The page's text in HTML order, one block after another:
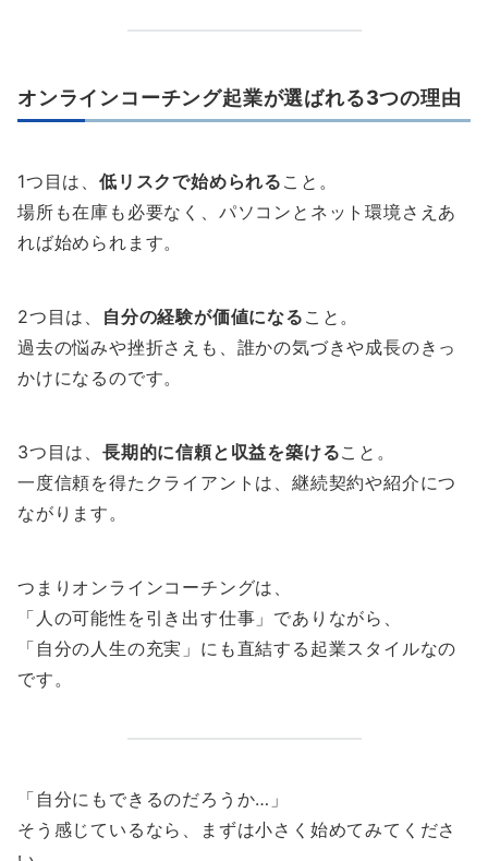
オンラインコーチング起業が選ばれる3つの理由
1つ目は、 低リスクで始められる こと。
場所も在庫も必要なく、パソコンとネット環境さえあ
れば始められます。
2つ目は、 自分の経験が価値になる こと。
過去の悩みや挫折さえも、誰かの気づきや成長のきっ
かけになるのです。
3つ目は、 長期的に信頼と収益を築けること。
一度信頼を得たクライアントは、継続契約や紹介につ
ながります。
つまりオンラインコーチングは、
「人の可能性を引き出す仕事」でありながら、
「自分の人生の充実」にも直結する起業スタイルなの
です。
「自分にもできるのだろうか…」
そう感じているなら、まずは小さく始めてみてくださ